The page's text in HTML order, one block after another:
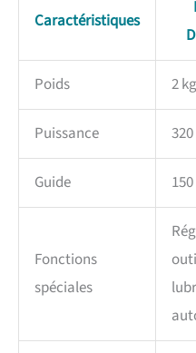
Caractéristiques
Poids 2 kg
Puissance
Guide
Fonctions
spéciales